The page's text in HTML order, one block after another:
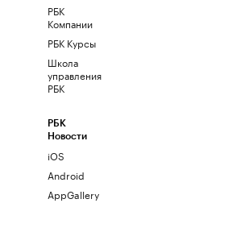
РБК
Компании
РБК Курсы
Школа
управления
РБК
РБК
Новости
iOS
Android
AppGallery